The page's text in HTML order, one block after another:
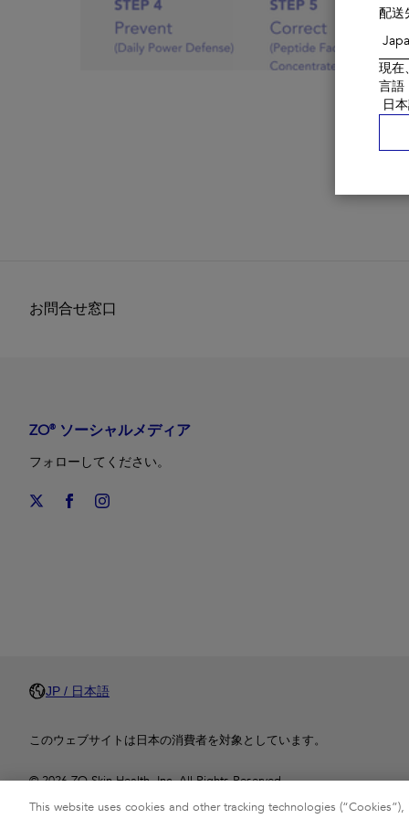
お問合せ窓口
ZO® ソーシャルメディア
フォローしてください。
JP / 日本語
© 2026 ZO Skin Health, Inc. All Rights Reserved.
ZO®、ZO Skin Health®および関連するすべての商標・ロゴは、ZO Skin
このウェブサイトは日本の消費者を対象としています。
配送
現在
言語
This website uses cookies and other tracking technologies